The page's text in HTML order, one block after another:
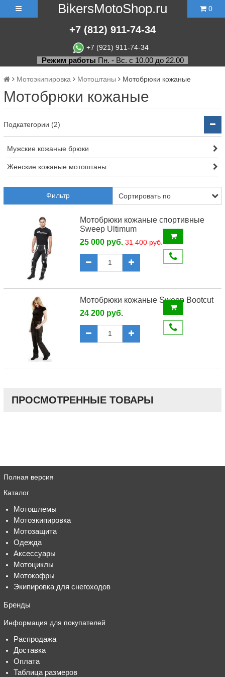
BikersMotoShop.ru
+7 (812) 911-74-34
+7 (921) 911-74-34
0
Режим работы Пн. - Вс. с 10.00 до 22.00
Мотоэкипировка Мотоштаны Мотобрюки кожаные
Мотобрюки кожаные
Подкатегории (2)
Мужские кожаные брюки
Женские кожаные мотоштаны
Фильтр
Мотобрюки кожаные спортивные
Sweep Ultimum
25 000 руб.31 400 руб.
Мотобрюки кожаные Sweep Bootcut
24 200 руб.
ПРОСМОТРЕННЫЕ ТОВАРЫ
Полная версия
Каталог
Мотошлемы
Мотоэкипировка
Мотозащита
Одежда
Аксессуары
Мотоциклы
Мотокофры
Экипировка для снегоходов
Бренды
Информация для покупателей
Распродажа
Доставка
Оплата
Таблица размеров